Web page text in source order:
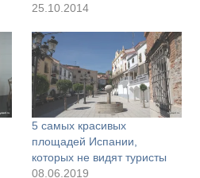
25.10.2014
5 самых красивых
площадей Испании,
которых не видят туристы
08.06.2019